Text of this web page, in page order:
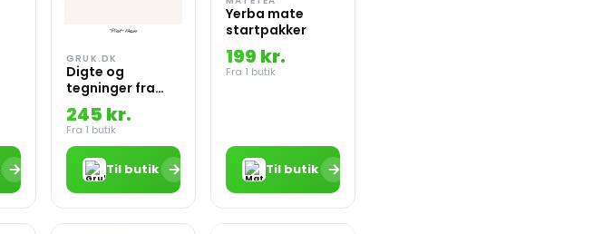
→
GRUK.DK
Digte og
tegninger fra
Piet Hein
245 kr.
Fra 1 butik
Til butik →
Yerba mate
startpakker
199 kr.
Fra 1 butik
Til butik →